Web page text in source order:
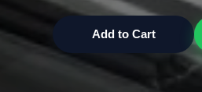
Add to Cart